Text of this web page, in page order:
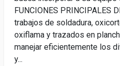
FUNCIONES PRINCIPALES
trabajos de soldadura,
oxiflama y trazados en
manejar eficientemente los
y...